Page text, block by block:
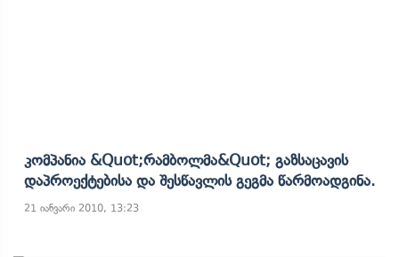
Კომპანია &quot;რამბოლმა&quot; Გაზსაცავის
Დაპროექტებისა Და Შესწავლის Გეგმა Წარმოადგინა.
21 იანვარი 2010, 13:23